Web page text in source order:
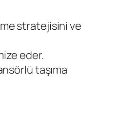
stratejisini ve
eder.
taşıma